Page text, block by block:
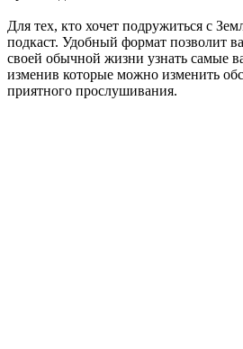
Для тех, кто хочет подружиться с
подкаст. Удобный формат позволит
своей обычной жизни узнать самые
изменив которые можно изменить
приятного прослушивания.